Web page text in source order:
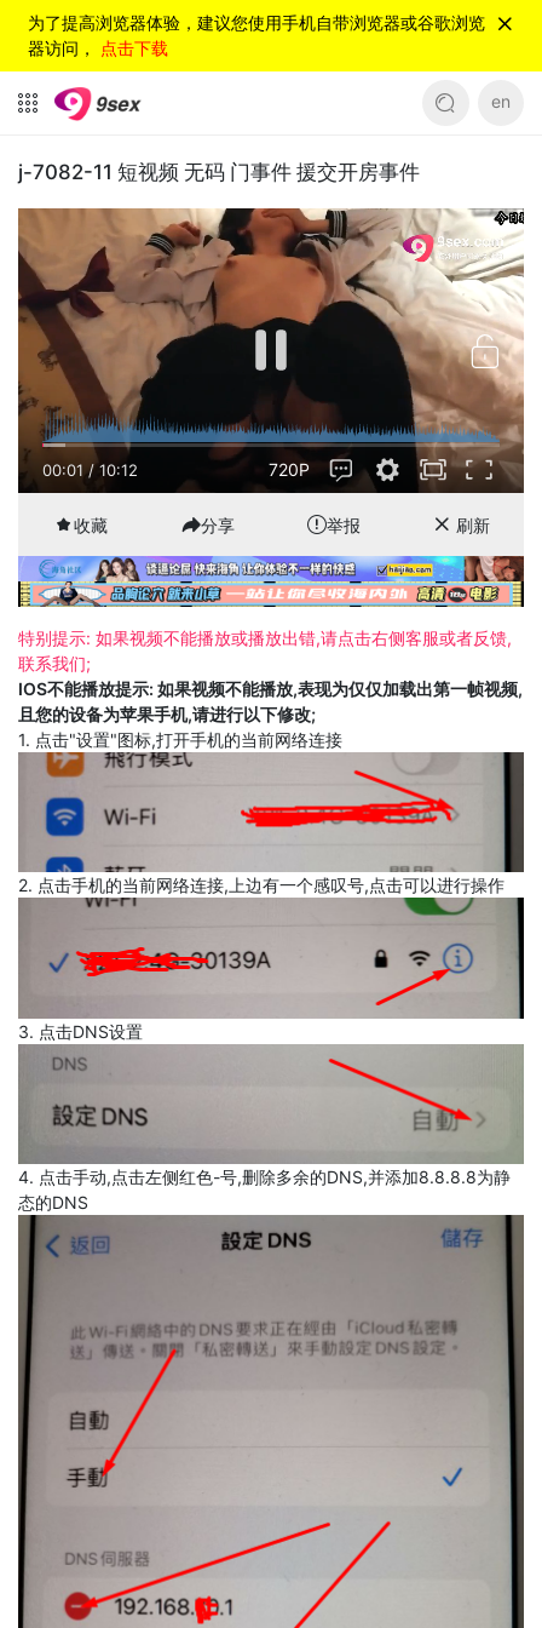
为了提高浏览器体验，建议您使用手机自带浏览器或谷歌浏览
器访问， 点击下载
en
j-7082-11 短视频 无码 门事件 援交开房事件
00:01/10:12 720P
收藏 分享 举报 刷新
特别提示: 如果视频不能播放或播放出错,请点击右侧客服或者反馈,
联系我们;
IOS不能播放提示: 如果视频不能播放,表现为仅仅加载出第一帧视频,
且您的设备为苹果手机,请进行以下修改;
1. 点击"设置"图标,打开手机的当前网络连接
2. 点击手机的当前网络连接,上边有一个感叹号,点击可以进行操作
3. 点击DNS设置
4. 点击手动,点击左侧红色-号,删除多余的DNS,并添加8.8.8.8为静
态的DNS